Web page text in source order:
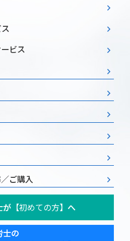
ビス
ご購入
が【初めての方】 へ
士の